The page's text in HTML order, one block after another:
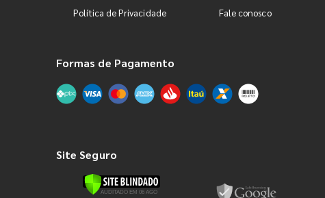
Política de Privacidade
Fale conosco
Formas de Pagamento
Site Seguro